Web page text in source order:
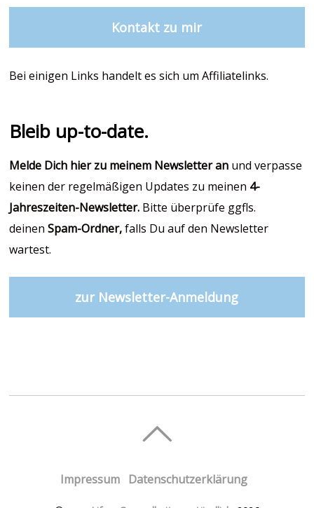
Kontakt zu mir
Bei einigen Links handelt es sich um Affiliatelinks.
Bleib up-to-date.
Melde Dich hier zu meinem Newsletter an und verpasse
keinen der regelmäßigen Updates zu meinen 4-
Jahreszeiten-Newsletter. Bitte überprüfe ggfls.
deinenSpam-Ordner,falls Du auf den Newsletter
wartest.
zur Newsletter-Anmeldung
Impressum Datenschutzerklärung